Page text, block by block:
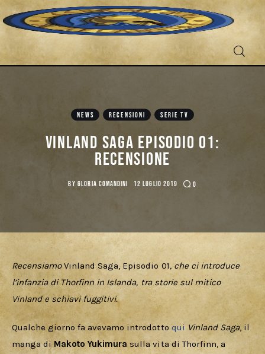
Libri e fumetti
Cercatori
Download
NEWS RECENSIONI SERIE TV
Vinland Saga Episodio 01:
recensione
BY GLORIA COMANDINI 12 LUGLIO 2019 0
Recensiamo Vinland Saga, Episodio 01, che ci introduce
l’infanzia di Thorfinn in Islanda, tra storie sul mitico
Vinland e schiavi fuggitivi.
Qualche giorno fa avevamo introdotto qui Vinland Saga, il
manga di Makoto Yukimura sulla vita di Thorfinn, a